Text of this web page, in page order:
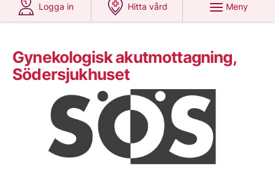
Logga in
Hitta vård
Meny
Gynekologisk akutmottagning,
Södersjukhuset